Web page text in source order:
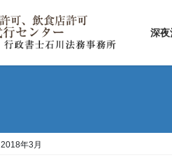
深夜
2018年3月